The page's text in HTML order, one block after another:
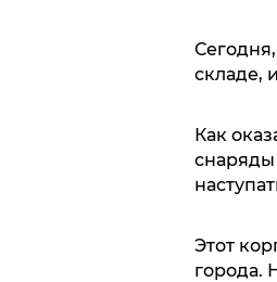
складе,
Как
снаряды
Этот
города.